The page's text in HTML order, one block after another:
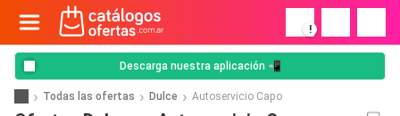
!
Descarga nuestra aplicación 📲
Todas las ofertas Dulce Autoservicio Capo